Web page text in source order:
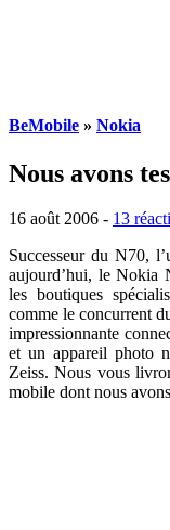
BeMobile » Nokia
Nous avons
16 août 2006 - 13
Successeur du N70,
aujourd’hui, le Nokia
les boutiques
comme le concurrent
impressionnante
et un appareil photo
Zeiss. Nous vous
mobile dont nous